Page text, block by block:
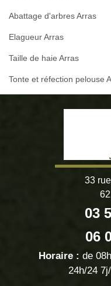
Abattage d'arbres Arras
Elagueur Arras
Taille de haie Arras
Tonte et réfection pelouse
33
03
06
Horaire : de
24h/24